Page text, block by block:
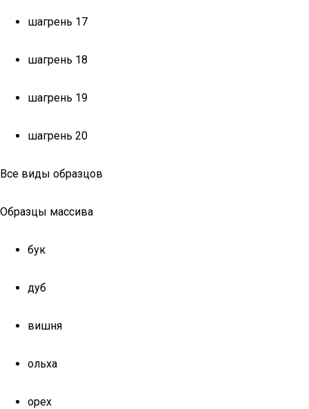
шагрень 17
шагрень 18
шагрень 19
шагрень 20
Все виды образцов
Образцы массива
бук
дуб
вишня
ольха
орех